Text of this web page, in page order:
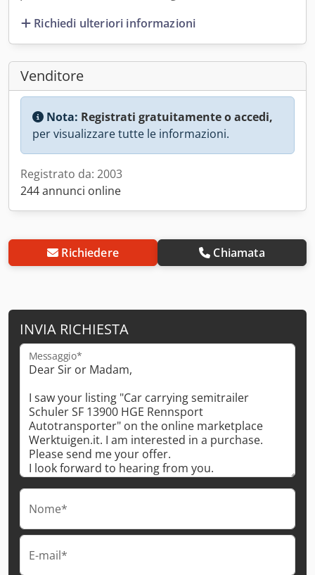
Richiedi ulteriori informazioni
Venditore
Nota: Registrati gratuitamente o accedi,
per visualizzare tutte le informazioni.
Registrato da: 2003
244 annunci online
Richiedere Chiamata
INVIA RICHIESTA
Messaggio*
Nome*
E-mail*